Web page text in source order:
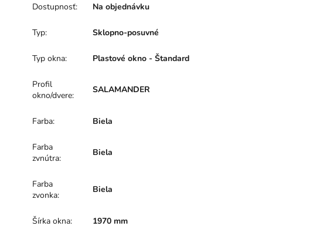
Dostupnosť: Na objednávku
Typ: Sklopno-posuvné
Typ okna: Plastové okno - Štandard
Profil
okno/dvere:
SALAMANDER
Farba: Biela
Farba
zvnútra:
Biela
Farba
zvonka:
Biela
Šírka okna: 1970 mm